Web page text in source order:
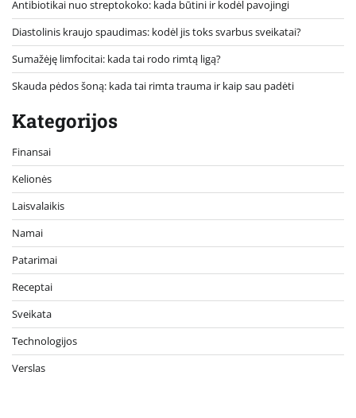
Antibiotikai nuo streptokoko: kada būtini ir kodėl pavojingi
Diastolinis kraujo spaudimas: kodėl jis toks svarbus sveikatai?
Sumažėję limfocitai: kada tai rodo rimtą ligą?
Skauda pėdos šoną: kada tai rimta trauma ir kaip sau padėti
Kategorijos
Finansai
Kelionės
Laisvalaikis
Namai
Patarimai
Receptai
Sveikata
Technologijos
Verslas